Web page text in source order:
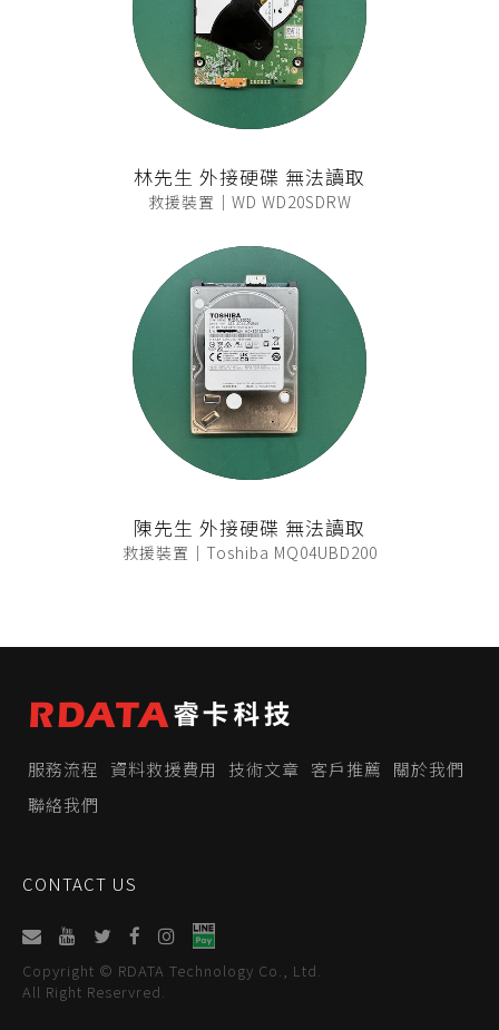
林先生 外接硬碟 無法讀取
救援裝置｜WD WD20SDRW
陳先生 外接硬碟 無法讀取
救援裝置｜Toshiba MQ04UBD200
服務流程 資料救援費用 技術文章 客戶推薦
關於我們
聯絡我們
CONTACT US
Copyright © RDATA Technology Co., Ltd.
All Right Reservred.